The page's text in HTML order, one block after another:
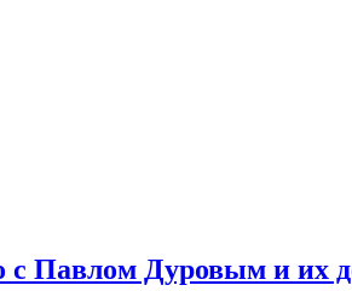
с Павлом Дуровым и их